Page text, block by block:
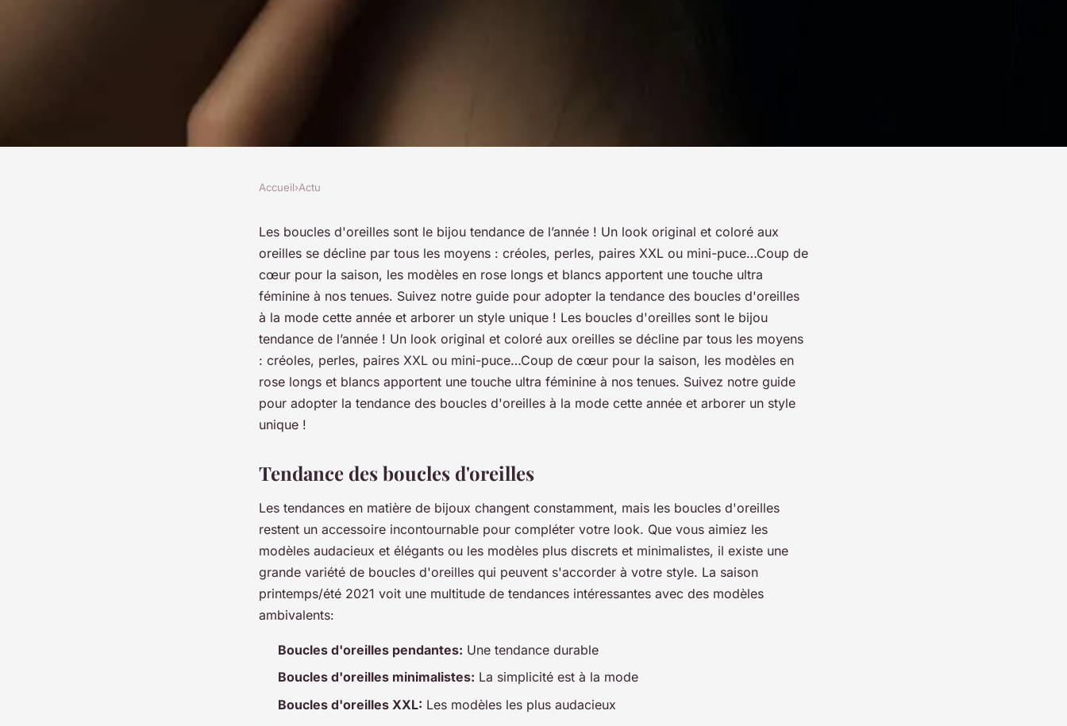
Adopter la tendance des boucles
d'oreilles à la mode
Accueil›Actu
Les boucles d'oreilles sont le bijou tendance de l’année ! Un look original et coloré aux
oreilles se décline par tous les moyens : créoles, perles, paires XXL ou mini-puce…Coup de
cœur pour la saison, les modèles en rose longs et blancs apportent une touche ultra
féminine à nos tenues. Suivez notre guide pour adopter la tendance des boucles d'oreilles
à la mode cette année et arborer un style unique ! Les boucles d'oreilles sont le bijou
tendance de l’année ! Un look original et coloré aux oreilles se décline par tous les moyens
: créoles, perles, paires XXL ou mini-puce…Coup de cœur pour la saison, les modèles en
rose longs et blancs apportent une touche ultra féminine à nos tenues. Suivez notre guide
pour adopter la tendance des boucles d'oreilles à la mode cette année et arborer un style
unique !
Tendance des boucles d'oreilles
Les tendances en matière de bijoux changent constamment, mais les boucles d'oreilles
restent un accessoire incontournable pour compléter votre look. Que vous aimiez les
modèles audacieux et élégants ou les modèles plus discrets et minimalistes, il existe une
grande variété de boucles d'oreilles qui peuvent s'accorder à votre style. La saison
printemps/été 2021 voit une multitude de tendances intéressantes avec des modèles
ambivalents:
Boucles d'oreilles pendantes: Une tendance durable
Boucles d'oreilles minimalistes: La simplicité est à la mode
Boucles d'oreilles XXL: Les modèles les plus audacieux